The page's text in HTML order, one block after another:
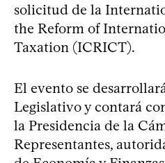
solicitud de la
the Reform of
Taxation (ICRICT).
El evento se
Legislativo y contará
la Presidencia de la
Representantes,